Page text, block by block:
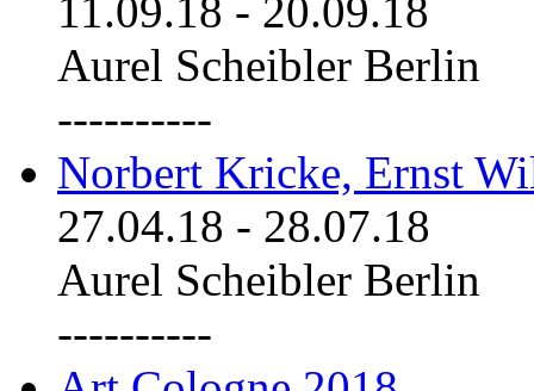
11.09.18 - 20.09.18
Aurel Scheibler Berlin
----------
Norbert Kricke, Ernst
27.04.18 - 28.07.18
Aurel Scheibler Berlin
----------